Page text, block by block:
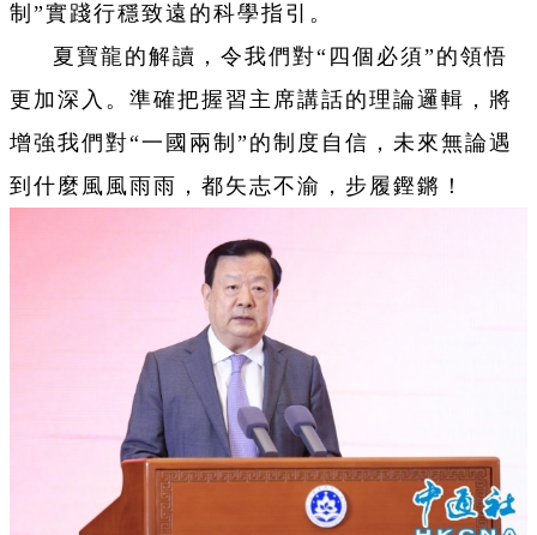
制”實踐行穩致遠的科學指引。
夏寶龍的解讀，令我們對“四個必須”的領悟
更加深入。準確把握習主席講話的理論邏輯，將
增強我們對“一國兩制”的制度自信，未來無論遇
到什麼風風雨雨，都矢志不渝，步履鏗鏘！